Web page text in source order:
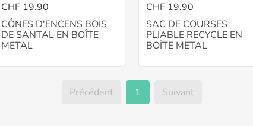
CHF 19.90
CÔNES D'ENCENS BOIS
DE SANTAL EN BOÎTE
METAL
CHF 19.90
SAC DE COURSES
PLIABLE RECYCLE EN
BOÎTE METAL
Précédent 1 Suivant